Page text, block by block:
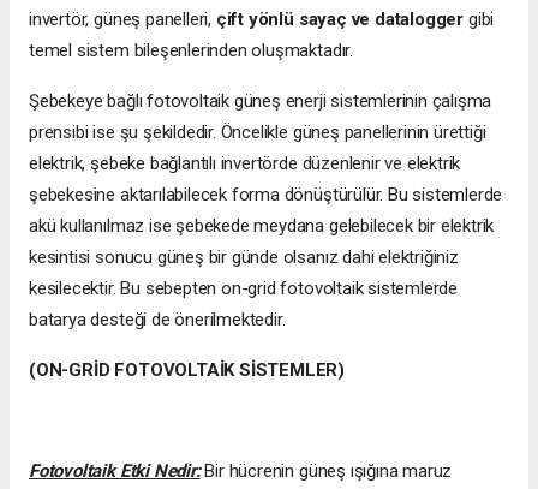
invertör, güneş panelleri, çift yönlü sayaç ve datalogger gibi
temel sistem bileşenlerinden oluşmaktadır.
Şebekeye bağlı fotovoltaik güneş enerji sistemlerinin çalışma
prensibi ise şu şekildedir. Öncelikle güneş panellerinin ürettiği
elektrik, şebeke bağlantılı invertörde düzenlenir ve elektrik
şebekesine aktarılabilecek forma dönüştürülür. Bu sistemlerde
akü kullanılmaz ise şebekede meydana gelebilecek bir elektrik
kesintisi sonucu güneş bir günde olsanız dahi elektriğiniz
kesilecektir. Bu sebepten on-grid fotovoltaik sistemlerde
batarya desteği de önerilmektedir.
(ON-GRİD FOTOVOLTAİK SİSTEMLER)
Fotovoltaik Etki Nedir:Bir hücrenin güneş ışığına maruz